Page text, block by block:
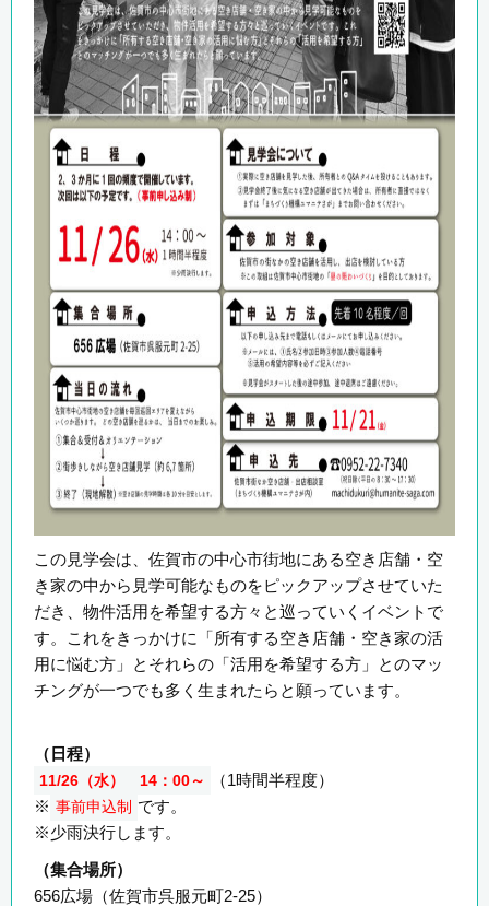
この見学会は、佐賀市の中心市街地にある空き店舗・空
き家の中から見学可能なものをピックアップさせていた
だき、物件活用を希望する方々と巡っていくイベントで
す。これをきっかけに「所有する空き店舗・空き家の活
用に悩む方」とそれらの「活用を希望する方」とのマッ
チングが一つでも多く生まれたらと願っています。
（日程）
11/26（水） 14：00～
（1時間半程度）
※ 事前申込制 です。
※少雨決行します。
（集合場所）
656広場（佐賀市呉服元町2-25）